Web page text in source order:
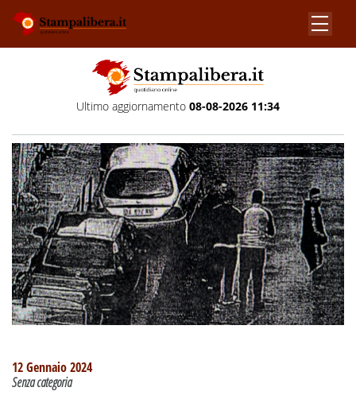
Ultimo aggiornamento 08-08-2026 11:34
12 Gennaio 2024
Senza categoria